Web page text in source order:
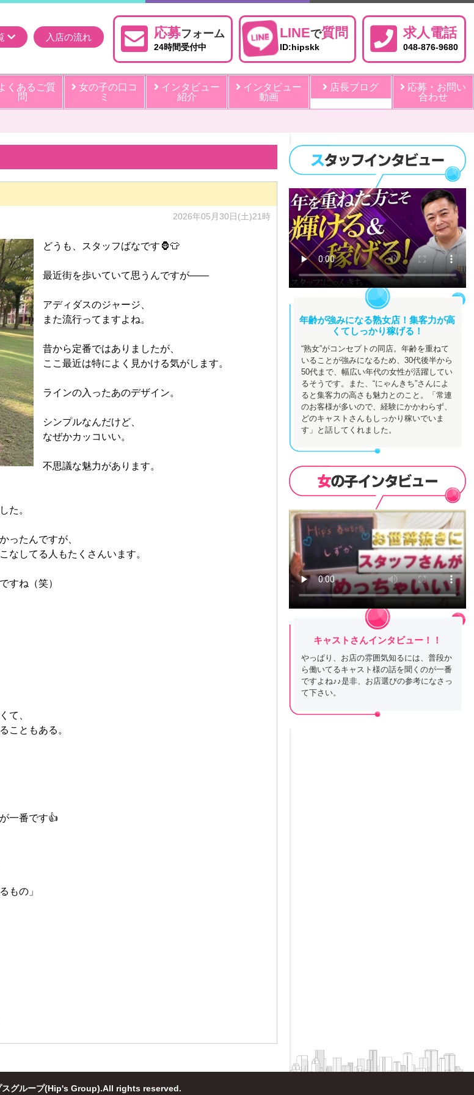
入店の流れ 応募フォーム
24時間受付中
LINEで質問
ID:hipskk
求人電話
048-876-9680
くあるご質
問
女の子の口コ
ミ
インタビュー
紹介
インタビュー
動画
店長ブログ
応募・お問い
合わせ
2026年05月30日(土)21時
どうも、スタッフばなです🦍👕
最近街を歩いていて思うんですが――
アディダスのジャージ、
また流行ってますよね。
昔から定番ではありましたが、
ここ最近は特によく見かける気がします。
ラインの入ったあのデザイン。
シンプルなんだけど、
なぜかカッコいい。
不思議な魅力があります。
た。
ったんですが、
なしてる人もたくさんいます。
すね（笑）
て、
こともある。
一番です👍
もの」
年齢が強みになる熟女店！集客力が高
くてしっかり稼げる！
“熟女”がコンセプトの同店。年齢を重ねて
いることが強みになるため、30代後半から
50代まで、幅広い年代の女性が活躍してい
るそうです。また、“にゃんきち”さんによ
ると集客力の高さも魅力とのこと。「常連
のお客様が多いので、経験にかかわらず、
どのキャストさんもしっかり稼いでいま
す」と話してくれました。
キャストさんインタビュー！！
やっぱり、お店の雰囲気知るには、普段か
ら働いてるキャスト様の話を聞くのが一番
ですよね♪♪是非、お店選びの参考になさっ
て下さい。
スグループ(Hip's Group).All rights reserved.